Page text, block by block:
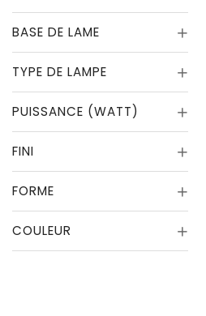
BASE DE LAME
TYPE DE LAMPE
PUISSANCE (WATT)
FINI
FORME
COULEUR